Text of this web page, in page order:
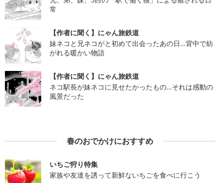
常
【作者に聞く】にゃん旅鉄道
妹ネコと兄ネコがと初めて出会ったあの日…背中で紡
がれる暖かい物語
【作者に聞く】にゃん旅鉄道
ネコ駅長が妹ネコに見せたかったもの…それは感動の
風景だった
春のおでかけにおすすめ
いちご狩り特集
家族や友達を誘って新鮮ないちごを食べに行こう